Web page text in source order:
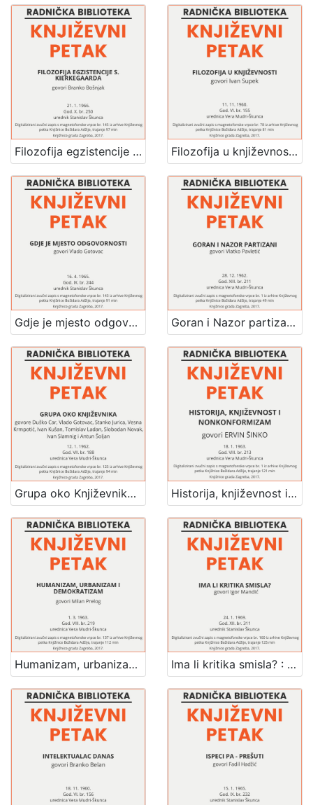
Filozofija egzistencije S. Kierkegaarda : Književni petak, 21. 1. 1966. / govori Branko Bošnjak ; urednik Stanislav Škunca Filozofija u književnosti : Književni petak, 11. 11. 1960. / govori Ivan Supek ; urednica Vera Mudri-Škunca
Gdje je mjesto odgovornosti : Književni petak, 16. 4. 1965. / govori Vlado Gotovac ; urednik Stanislav Škunca Goran i Nazor partizani : Književni petak, 28. 12. 1962. / govori Vlatko Pavletić ; urednica Vera Mudri-Škunca
Grupa oko Književnika : Književni petak, 12. 1. 1962. / govore Duško Car ... [et al.] ; urednica Vera Mudri-Škunca Historija, književnost i nonkonformizam : Književni petak, 18. 1. 1963., Radnički dom, dvorana H / govori Ervin Šinko ; urednica Vera Mudri-Škunca
Humanizam, urbanizam i demokratizam : Književni petak, 1. 3. 1963. / govori Milan Prelog ; urednica Vera Mudri-Škunca Ima li kritika smisla? : Književni petak, 24. 1. 1969. / govori Igor Mandić ; urednik Stanislav Škunca